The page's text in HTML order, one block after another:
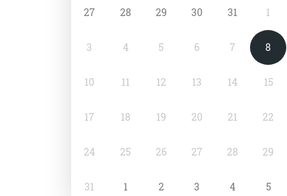
27 28 29 30 31 1
3 4 5 6 7 8
10 11 12 13 14 15
17 18 19 20 21 22
24 25 26 27 28 29
31 1 2 3 4 5